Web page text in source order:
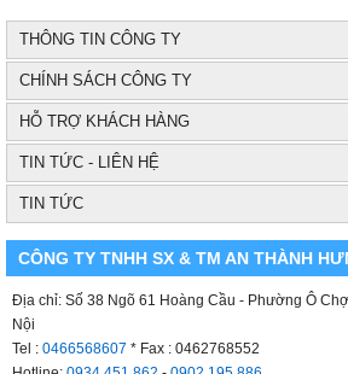
THÔNG TIN CÔNG TY
CHÍNH SÁCH CÔNG TY
HỖ TRỢ KHÁCH HÀNG
TIN TỨC - LIÊN HỆ
TIN TỨC
CÔNG TY TNHH SX & TM AN THÀNH
Địa chỉ: Số 38 Ngõ 61 Hoàng Cầu - Phường Ô
Nội
Tel : 0466568607 * Fax : 0462768552